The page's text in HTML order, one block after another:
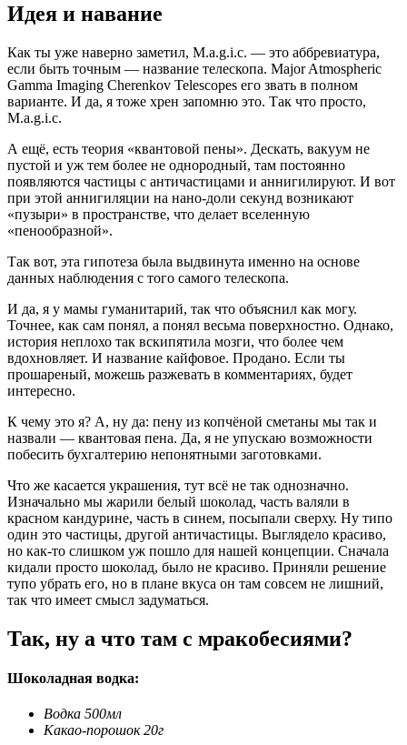
Идея и навание
Как ты уже наверно заметил, M.a.g.i.c. — это аббревиатура,
если быть точным — название телескопа. Major Atmospheric
Gamma Imaging Cherenkov Telescopes его звать в полном
варианте. И да, я тоже хрен запомню это. Так что просто,
M.a.g.i.c.
А ещё, есть теория «квантовой пены». Дескать, вакуум не
пустой и уж тем более не однородный, там постоянно
появляются частицы с античастицами и аннигилируют. И вот
при этой аннигиляции на нано-доли секунд возникают
«пузыри» в пространстве, что делает вселенную
«пенообразной».
Так вот, эта гипотеза была выдвинута именно на основе
данных наблюдения с того самого телескопа.
И да, я у мамы гуманитарий, так что объяснил как могу.
Точнее, как сам понял, а понял весьма поверхностно. Однако,
история неплохо так вскипятила мозги, что более чем
вдохновляет. И название кайфовое. Продано. Если ты
прошареный, можешь разжевать в комментариях, будет
интересно.
К чему это я? А, ну да: пену из копчёной сметаны мы так и
назвали — квантовая пена. Да, я не упускаю возможности
побесить бухгалтерию непонятными заготовками.
Что же касается украшения, тут всё не так однозначно.
Изначально мы жарили белый шоколад, часть валяли в
красном кандурине, часть в синем, посыпали сверху. Ну типо
один это частицы, другой античастицы. Выглядело красиво,
но как-то слишком уж пошло для нашей концепции. Сначала
кидали просто шоколад, было не красиво. Приняли решение
тупо убрать его, но в плане вкуса он там совсем не лишний,
так что имеет смысл задуматься.
Так, ну а что там с мракобесиями?
Шоколадная водка:
Водка 500мл
Какао-порошок 20г